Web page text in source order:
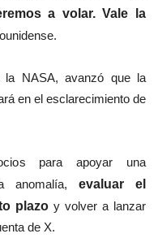
a volar. Vale la
la NASA, avanzó que la
en el esclarecimiento de
para apoyar una
anomalía, evaluar el
plazoy volver a lanzar
de X.